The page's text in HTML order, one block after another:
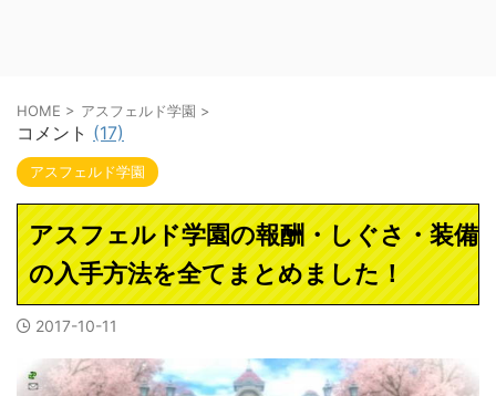
HOME > アスフェルド学園 >
コメント (17)
アスフェルド学園
アスフェルド学園の報酬・しぐさ・装備
の入手方法を全てまとめました！
2017-10-11